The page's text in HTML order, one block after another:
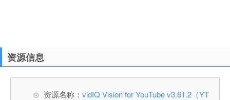
资源信息
资源名称： vidIQ Vision for YouTube v3.61.2（YT